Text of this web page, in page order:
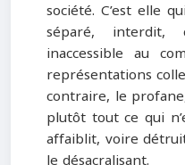
société. C’est elle
séparé, interdit,
inaccessible au
représentations
contraire, le
plutôt tout ce qui
affaiblit, voire